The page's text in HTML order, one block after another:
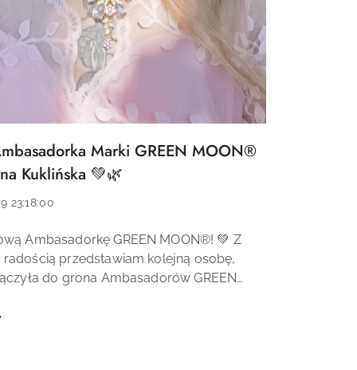
Marki GREEN MOON®
Kuklińska 💚🌿
23:18:00
Ambasadorkę GREEN MOON®! 💚 Z
przedstawiam kolejną osobę,
do grona Ambasadorów GREEN
i osoba, która ...